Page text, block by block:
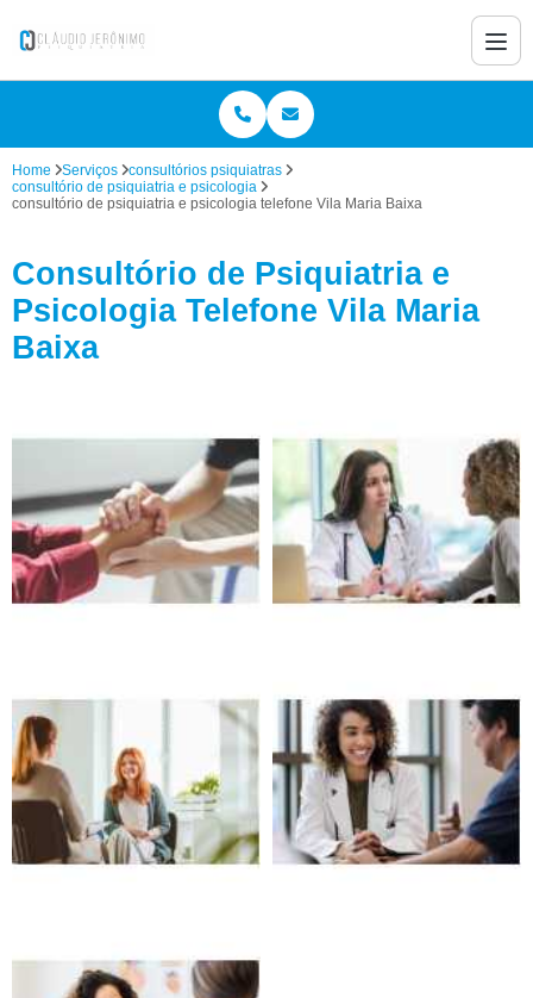
Home Serviços
consultórios psiquiatras
consultório de psiquiatria e psicologia
consultório de psiquiatria e psicologia telefone Vila Maria Baixa
Consultório de Psiquiatria e
Psicologia Telefone Vila Maria
Baixa